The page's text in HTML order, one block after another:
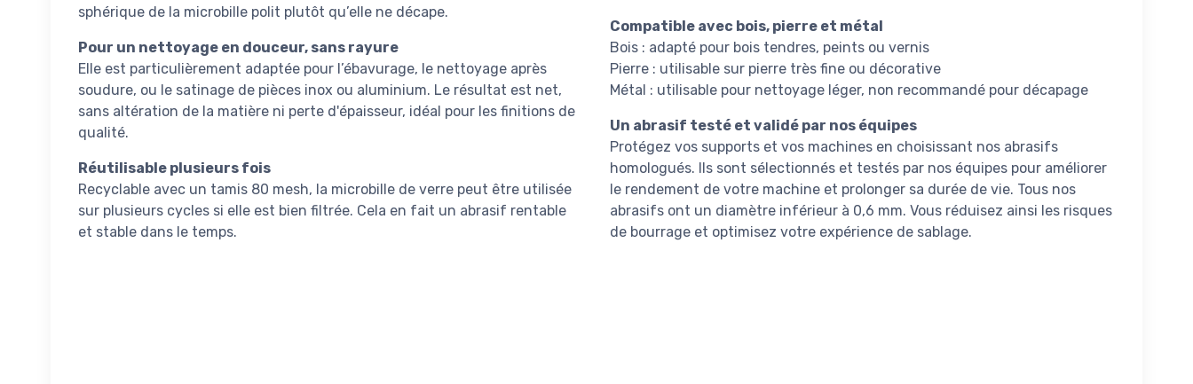
sphérique de la microbille polit plutôt qu’elle ne décape.
Pour un nettoyage en douceur, sans rayure
Elle est particulièrement adaptée pour l’ébavurage, le nettoyage après
soudure, ou le satinage de pièces inox ou aluminium. Le résultat est net,
sans altération de la matière ni perte d'épaisseur, idéal pour les finitions de
qualité.
Réutilisable plusieurs fois
Recyclable avec un tamis 80 mesh, la microbille de verre peut être utilisée
sur plusieurs cycles si elle est bien filtrée. Cela en fait un abrasif rentable
et stable dans le temps.
Compatible avec bois, pierre et métal
Bois : adapté pour bois tendres, peints ou vernis
Pierre : utilisable sur pierre très fine ou décorative
Métal : utilisable pour nettoyage léger, non recommandé pour décapage
Un abrasif testé et validé par nos équipes
Protégez vos supports et vos machines en choisissant nos abrasifs
homologués. Ils sont sélectionnés et testés par nos équipes pour améliorer
le rendement de votre machine et prolonger sa durée de vie. Tous nos
abrasifs ont un diamètre inférieur à 0,6 mm. Vous réduisez ainsi les risques
de bourrage et optimisez votre expérience de sablage.